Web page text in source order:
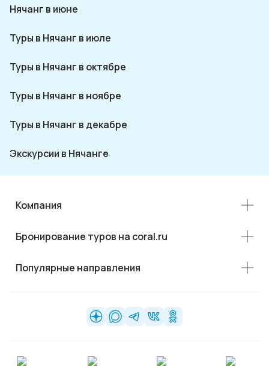
Нячанг в июне
Туры в Нячанг в июле
Туры в Нячанг в октябре
Туры в Нячанг в ноябре
Туры в Нячанг в декабре
Экскурсии в Нячанге
Компания
Бронирование туров на coral.ru
Популярные направления